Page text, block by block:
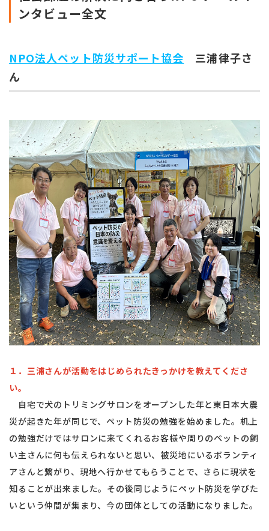
ンタビュー全文
NPO法人ペット防災サポート協会 三浦律子さ
ん
１．三浦さんが活動をはじめられたきっかけを教えてくださ
い。
自宅で犬のトリミングサロンをオープンした年と東日本大震
災が起きた年が同じで、ペット防災の勉強を始めました。机上
の勉強だけではサロンに来てくれるお客様や周りのペットの飼
い主さんに何も伝えられないと思い、被災地にいるボランティ
アさんと繋がり、現地へ行かせてもらうことで、さらに現状を
知ることが出来ました。その後同じようにペット防災を学びた
いという仲間が集まり、今の団体としての活動になりました。